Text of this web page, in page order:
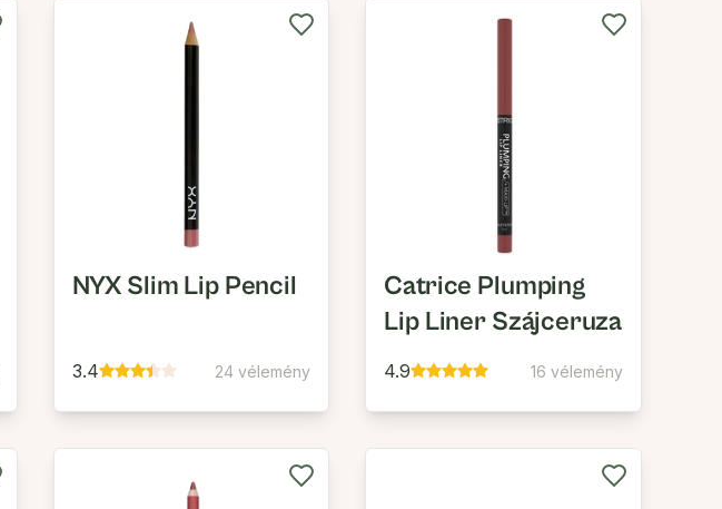
NYX Slim Lip Pencil
3.4 24 vélemény
Catrice Plumping
Lip Liner Szájceruza
4.9 16 vélemény